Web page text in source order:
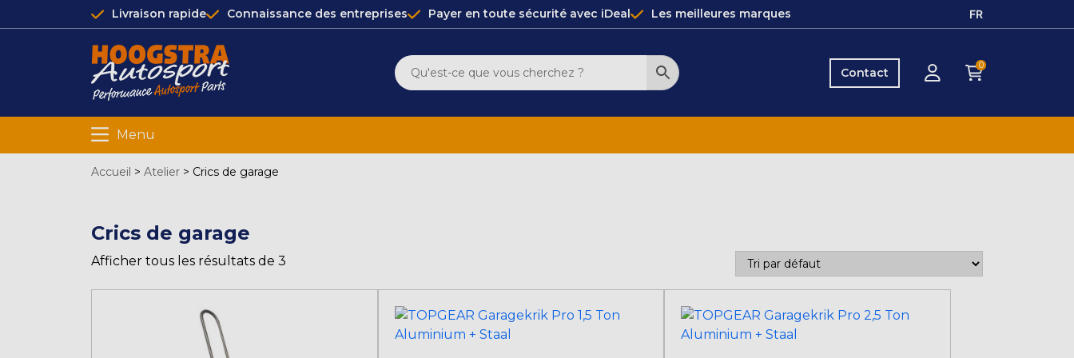
Livraison rapide Connaissance des entreprises Payer en toute sécurité avec iDeal Les meilleures marques FR
Contact
0
Menu
Accueil > Atelier > Crics de garage
Crics de garage
Afficher tous les résultats de 3